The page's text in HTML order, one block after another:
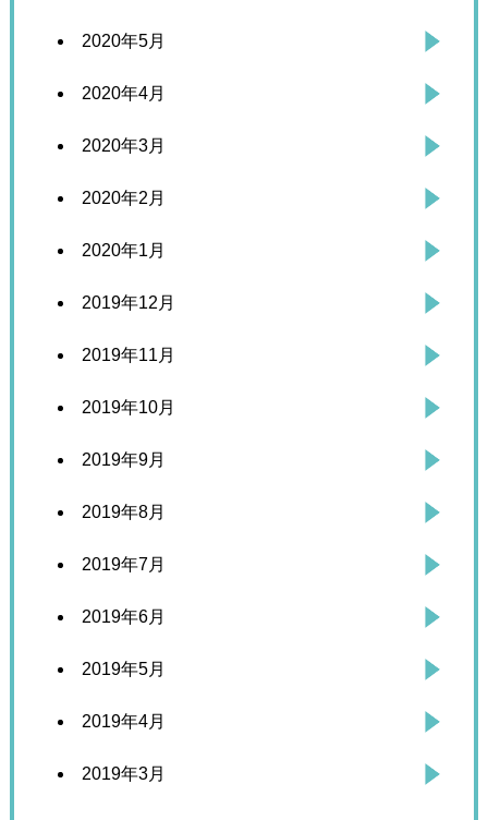
2020年5月
2020年4月
2020年3月
2020年2月
2020年1月
2019年12月
2019年11月
2019年10月
2019年9月
2019年8月
2019年7月
2019年6月
2019年5月
2019年4月
2019年3月